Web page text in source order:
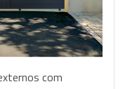
com